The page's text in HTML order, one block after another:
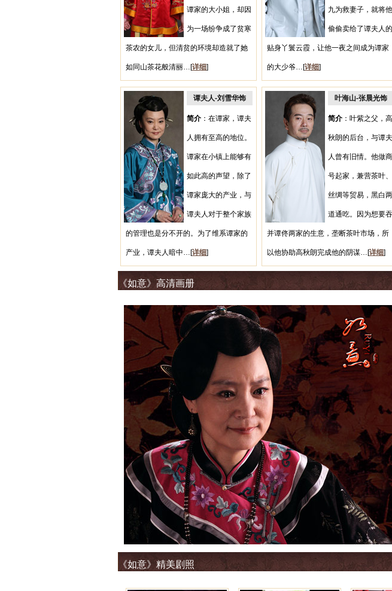
谭家的大小姐，却因
为一场纷争成了贫寒
茶农的女儿，但清贫的环境却造就了她
如同山茶花般清丽…[详细]
九为救妻子，就将他
偷偷卖给了谭夫人的
贴身丫鬟云霞，让他一夜之间成为谭家
的大少爷…[详细]
谭夫人-刘雪华饰
简介 ：在谭家，谭夫
人拥有至高的地位。
谭家在小镇上能够有
如此高的声望，除了
谭家庞大的产业，与
谭夫人对于整个家族
的管理也是分不开的。为了维系谭家的
产业，谭夫人暗中…[详细]
叶海山-张晨光饰
简介 ：叶紫之父，高
秋朗的后台，与谭夫
人曾有旧情。他做商
号起家，兼营茶叶、
丝绸等贸易，黑白两
道通吃。因为想要吞
并谭佟两家的生意，垄断茶叶市场，所
以他协助高秋朗完成他的阴谋…[详细]
《如意》高清画册
《如意》精美剧照